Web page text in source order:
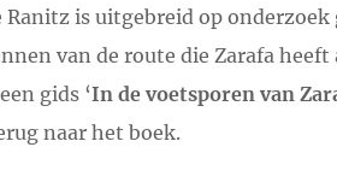
Ranitz is uitgebreid op
van de route die Zarafa
gids ‘In de voetsporen van
naar het boek.